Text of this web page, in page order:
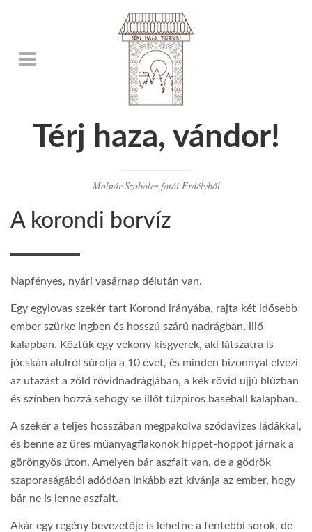
Térj haza, vándor!
Molnár Szabolcs fotói Erdélyből
A korondi borvíz
Napfényes, nyári vasárnap délután van.
Egy egylovas szekér tart Korond irányába, rajta két idősebb
ember szürke ingben és hosszú szárú nadrágban, illő
kalapban. Köztük egy vékony kisgyerek, aki látszatra is
jócskán alulról súrolja a 10 évet, és minden bizonnyal élvezi
az utazást a zöld rövidnadrágjában, a kék rövid ujjú blúzban
és színben hozzá sehogy se illőt tűzpiros baseball kalapban.
A szekér a teljes hosszában megpakolva szódavizes ládákkal,
és benne az üres műanyagflakonok hippet-hoppot járnak a
göröngyös úton. Amelyen bár aszfalt van, de a gödrök
szaporaságából adódóan inkább azt kívánja az ember, hogy
bár ne is lenne aszfalt.
Akár egy regény bevezetője is lehetne a fentebbi sorok, de